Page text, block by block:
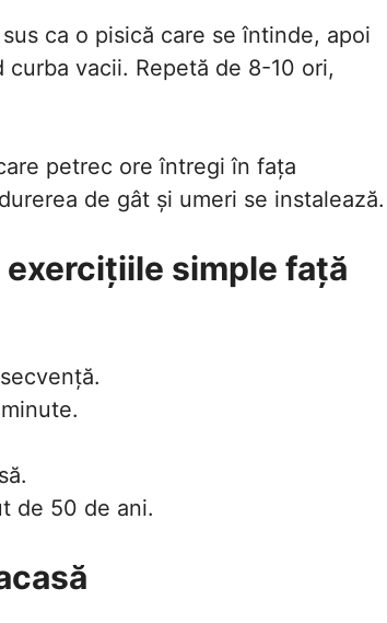
ca o pisică care se întinde, apoi
vacii. Repetă de 8-10 ori,
petrec ore întregi în fața
de gât și umeri se instalează.
simple față
de 50 de ani.